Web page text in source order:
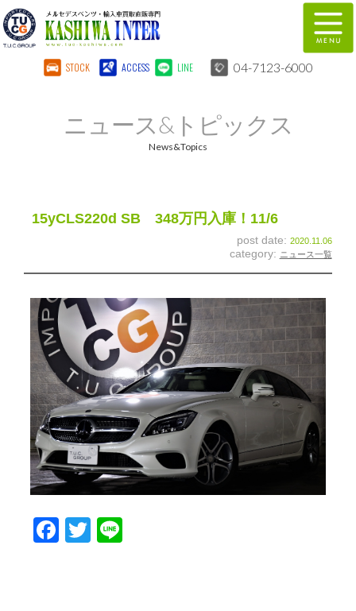
STOCK ACCESS LINE 04-7123-6000
特別作業
自動車保険
リクルート お問い合わせ
会社概要 個人情報保護方針
スタッフブログ 納車情報
ホーム
ニュース&トピックス
News&Topics
15yCLS220d SB 348万円入庫！11/6
post date: 2020.11.06
category: ニュース一覧
Facebook
Twitter